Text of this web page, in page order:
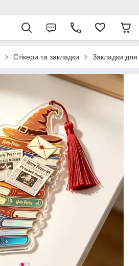
Стікери та закладки Закладки для